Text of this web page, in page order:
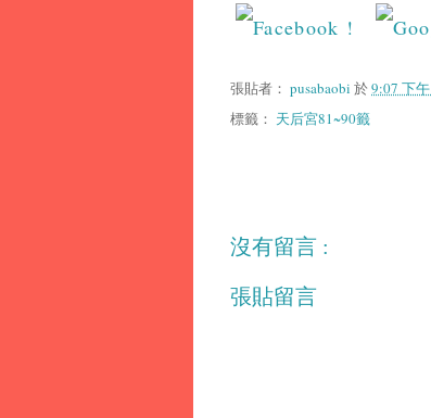
張貼者： pusabaobi 於9:07 下午
標籤： 天后宮81~90籤
沒有留言 :
張貼留言